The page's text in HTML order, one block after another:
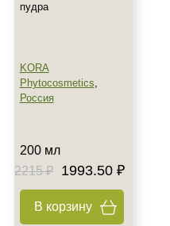
пудра
KORA
Phytocosmetics,
Россия
200 мл
2215 ₽
1993.50 ₽
В корзину